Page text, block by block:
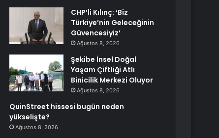
CHP’li Kılınç: ‘Biz
Türkiye’nin Geleceğinin
Güvencesiyiz’
Ağustos 8, 2026
Şekibe İnsel Doğal
Yaşam Çiftliği Atlı
Binicilik Merkezi Oluyor
Ağustos 8, 2026
QuinStreet hissesi bugün neden
yükselişte?
Ağustos 8, 2026